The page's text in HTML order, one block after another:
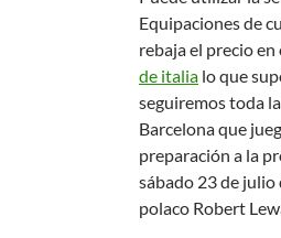
Equipaciones de
rebaja el precio
de italia lo que
seguiremos toda
Barcelona que
preparación a la
sábado 23 de julio
polaco Robert